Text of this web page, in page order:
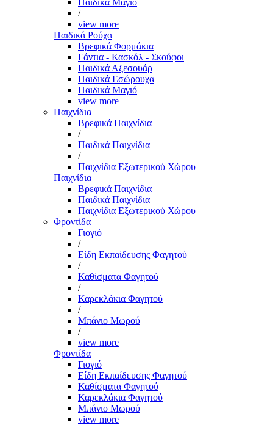
Παιδικά Μαγιό
/
view more
Παιδικά Ρούχα
Βρεφικά Φορμάκια
Γάντια - Κασκόλ - Σκούφοι
Παιδικά Αξεσουάρ
Παιδικά Εσώρουχα
Παιδικά Μαγιό
view more
Παιχνίδια
Βρεφικά Παιχνίδια
/
Παιδικά Παιχνίδια
/
Παιχνίδια Εξωτερικού Χώρου
Παιχνίδια
Βρεφικά Παιχνίδια
Παιδικά Παιχνίδια
Παιχνίδια Εξωτερικού Χώρου
Φροντίδα
Γιογιό
/
Είδη Εκπαίδευσης Φαγητού
/
Καθίσματα Φαγητού
/
Καρεκλάκια Φαγητού
/
Μπάνιο Μωρού
/
view more
Φροντίδα
Γιογιό
Είδη Εκπαίδευσης Φαγητού
Καθίσματα Φαγητού
Καρεκλάκια Φαγητού
Μπάνιο Μωρού
view more